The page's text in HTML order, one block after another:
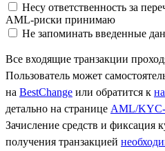
Несу ответственность за
AML-риски принимаю
Не запоминать введенные
Все входящие транзакции
Пользователь может
на BestChange или обратится к
детально на странице AML/KYC-
Зачисление средств и фиксация
получения транзакцией